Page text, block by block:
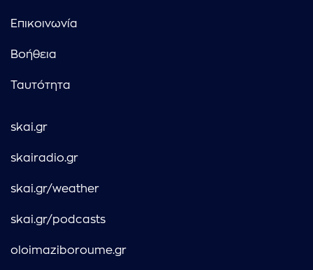
Επικοινωνία
Βοήθεια
Ταυτότητα
skai.gr
skairadio.gr
skai.gr/weather
skai.gr/podcasts
oloimaziboroume.gr